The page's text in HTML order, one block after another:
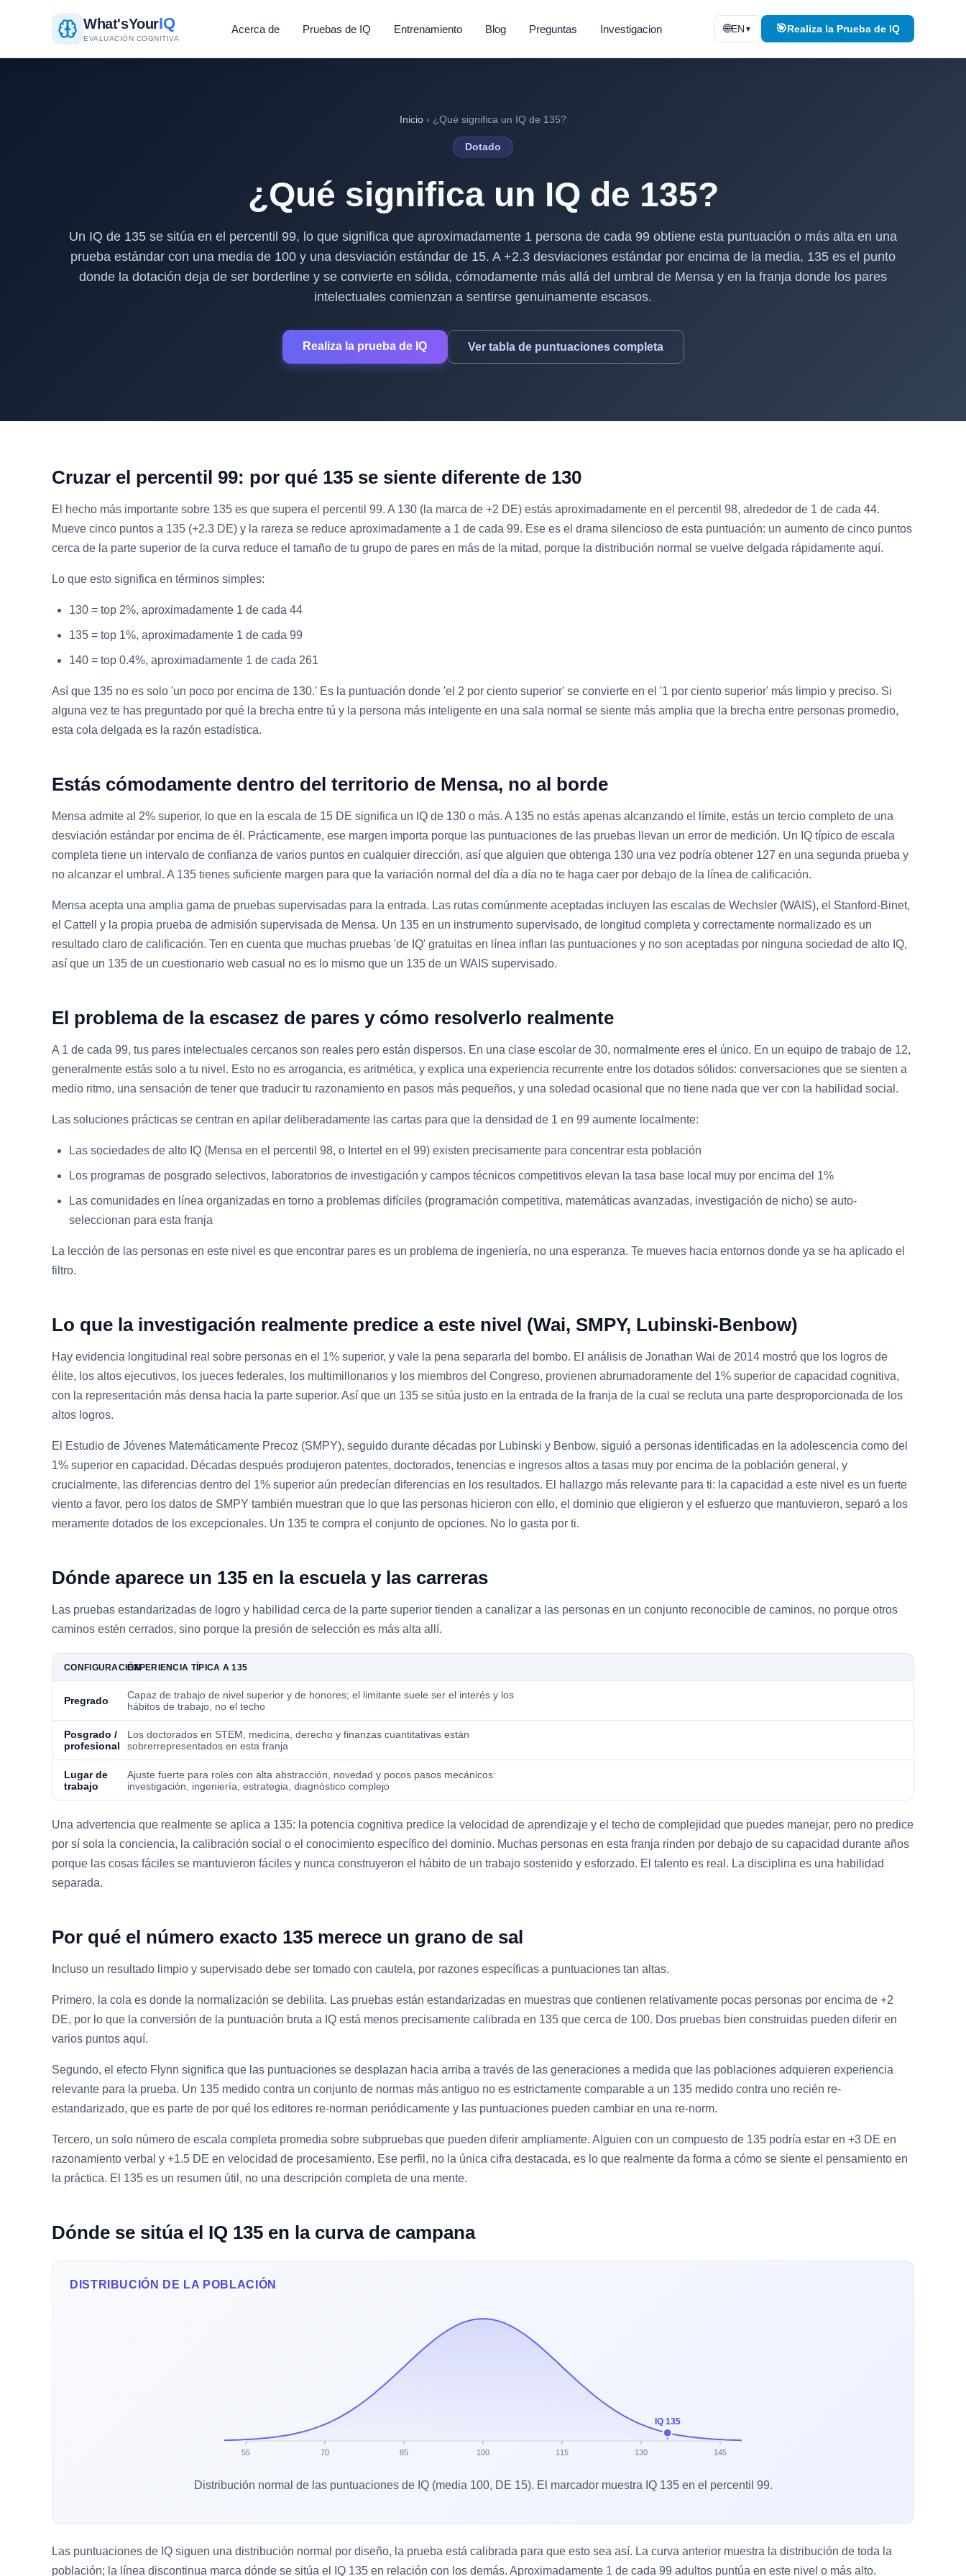
What'sYourIQ
EVALUACIÓN COGNITIVA
Acerca de Pruebas de IQ Entrenamiento Blog Preguntas Investigacion 🌐EN ▼ 🎯Realiza la Prueba de IQ
Inicio › ¿Qué significa un IQ de 135?
Dotado
¿Qué significa un IQ de 135?
Un IQ de 135 se sitúa en el percentil 99, lo que significa que aproximadamente 1 persona de cada 99 obtiene esta puntuación o más alta en una
prueba estándar con una media de 100 y una desviación estándar de 15. A +2.3 desviaciones estándar por encima de la media, 135 es el punto
donde la dotación deja de ser borderline y se convierte en sólida, cómodamente más allá del umbral de Mensa y en la franja donde los pares
intelectuales comienzan a sentirse genuinamente escasos.
Realiza la prueba de IQ Ver tabla de puntuaciones completa
Cruzar el percentil 99: por qué 135 se siente diferente de 130
El hecho más importante sobre 135 es que supera el percentil 99. A 130 (la marca de +2 DE) estás aproximadamente en el percentil 98, alrededor de 1 de cada 44.
Mueve cinco puntos a 135 (+2.3 DE) y la rareza se reduce aproximadamente a 1 de cada 99. Ese es el drama silencioso de esta puntuación: un aumento de cinco puntos
cerca de la parte superior de la curva reduce el tamaño de tu grupo de pares en más de la mitad, porque la distribución normal se vuelve delgada rápidamente aquí.
Lo que esto significa en términos simples:
130 = top 2%, aproximadamente 1 de cada 44
135 = top 1%, aproximadamente 1 de cada 99
140 = top 0.4%, aproximadamente 1 de cada 261
Así que 135 no es solo 'un poco por encima de 130.' Es la puntuación donde 'el 2 por ciento superior' se convierte en el '1 por ciento superior' más limpio y preciso. Si
alguna vez te has preguntado por qué la brecha entre tú y la persona más inteligente en una sala normal se siente más amplia que la brecha entre personas promedio,
esta cola delgada es la razón estadística.
Estás cómodamente dentro del territorio de Mensa, no al borde
Mensa admite al 2% superior, lo que en la escala de 15 DE significa un IQ de 130 o más. A 135 no estás apenas alcanzando el límite, estás un tercio completo de una
desviación estándar por encima de él. Prácticamente, ese margen importa porque las puntuaciones de las pruebas llevan un error de medición. Un IQ típico de escala
completa tiene un intervalo de confianza de varios puntos en cualquier dirección, así que alguien que obtenga 130 una vez podría obtener 127 en una segunda prueba y
no alcanzar el umbral. A 135 tienes suficiente margen para que la variación normal del día a día no te haga caer por debajo de la línea de calificación.
Mensa acepta una amplia gama de pruebas supervisadas para la entrada. Las rutas comúnmente aceptadas incluyen las escalas de Wechsler (WAIS), el Stanford-Binet,
el Cattell y la propia prueba de admisión supervisada de Mensa. Un 135 en un instrumento supervisado, de longitud completa y correctamente normalizado es un
resultado claro de calificación. Ten en cuenta que muchas pruebas 'de IQ' gratuitas en línea inflan las puntuaciones y no son aceptadas por ninguna sociedad de alto IQ,
así que un 135 de un cuestionario web casual no es lo mismo que un 135 de un WAIS supervisado.
El problema de la escasez de pares y cómo resolverlo realmente
A 1 de cada 99, tus pares intelectuales cercanos son reales pero están dispersos. En una clase escolar de 30, normalmente eres el único. En un equipo de trabajo de 12,
generalmente estás solo a tu nivel. Esto no es arrogancia, es aritmética, y explica una experiencia recurrente entre los dotados sólidos: conversaciones que se sienten a
medio ritmo, una sensación de tener que traducir tu razonamiento en pasos más pequeños, y una soledad ocasional que no tiene nada que ver con la habilidad social.
Las soluciones prácticas se centran en apilar deliberadamente las cartas para que la densidad de 1 en 99 aumente localmente:
Las sociedades de alto IQ (Mensa en el percentil 98, o Intertel en el 99) existen precisamente para concentrar esta población
Los programas de posgrado selectivos, laboratorios de investigación y campos técnicos competitivos elevan la tasa base local muy por encima del 1%
Las comunidades en línea organizadas en torno a problemas difíciles (programación competitiva, matemáticas avanzadas, investigación de nicho) se auto-
seleccionan para esta franja
La lección de las personas en este nivel es que encontrar pares es un problema de ingeniería, no una esperanza. Te mueves hacia entornos donde ya se ha aplicado el
filtro.
Lo que la investigación realmente predice a este nivel (Wai, SMPY, Lubinski-Benbow)
Hay evidencia longitudinal real sobre personas en el 1% superior, y vale la pena separarla del bombo. El análisis de Jonathan Wai de 2014 mostró que los logros de
élite, los altos ejecutivos, los jueces federales, los multimillonarios y los miembros del Congreso, provienen abrumadoramente del 1% superior de capacidad cognitiva,
con la representación más densa hacia la parte superior. Así que un 135 se sitúa justo en la entrada de la franja de la cual se recluta una parte desproporcionada de los
altos logros.
El Estudio de Jóvenes Matemáticamente Precoz (SMPY), seguido durante décadas por Lubinski y Benbow, siguió a personas identificadas en la adolescencia como del
1% superior en capacidad. Décadas después produjeron patentes, doctorados, tenencias e ingresos altos a tasas muy por encima de la población general, y
crucialmente, las diferencias dentro del 1% superior aún predecían diferencias en los resultados. El hallazgo más relevante para ti: la capacidad a este nivel es un fuerte
viento a favor, pero los datos de SMPY también muestran que lo que las personas hicieron con ello, el dominio que eligieron y el esfuerzo que mantuvieron, separó a los
meramente dotados de los excepcionales. Un 135 te compra el conjunto de opciones. No lo gasta por ti.
Dónde aparece un 135 en la escuela y las carreras
Las pruebas estandarizadas de logro y habilidad cerca de la parte superior tienden a canalizar a las personas en un conjunto reconocible de caminos, no porque otros
caminos estén cerrados, sino porque la presión de selección es más alta allí.
CONFIGURACIÓNEXPERIENCIA TÍPICA A 135
Pregrado
Capaz de trabajo de nivel superior y de honores; el limitante suele ser el interés y los
hábitos de trabajo, no el techo
Posgrado /
profesional
Los doctorados en STEM, medicina, derecho y finanzas cuantitativas están
sobrerrepresentados en esta franja
Lugar de
trabajo
Ajuste fuerte para roles con alta abstracción, novedad y pocos pasos mecánicos:
investigación, ingeniería, estrategia, diagnóstico complejo
Una advertencia que realmente se aplica a 135: la potencia cognitiva predice la velocidad de aprendizaje y el techo de complejidad que puedes manejar, pero no predice
por sí sola la conciencia, la calibración social o el conocimiento específico del dominio. Muchas personas en esta franja rinden por debajo de su capacidad durante años
porque las cosas fáciles se mantuvieron fáciles y nunca construyeron el hábito de un trabajo sostenido y esforzado. El talento es real. La disciplina es una habilidad
separada.
Por qué el número exacto 135 merece un grano de sal
Incluso un resultado limpio y supervisado debe ser tomado con cautela, por razones específicas a puntuaciones tan altas.
Primero, la cola es donde la normalización se debilita. Las pruebas están estandarizadas en muestras que contienen relativamente pocas personas por encima de +2
DE, por lo que la conversión de la puntuación bruta a IQ está menos precisamente calibrada en 135 que cerca de 100. Dos pruebas bien construidas pueden diferir en
varios puntos aquí.
Segundo, el efecto Flynn significa que las puntuaciones se desplazan hacia arriba a través de las generaciones a medida que las poblaciones adquieren experiencia
relevante para la prueba. Un 135 medido contra un conjunto de normas más antiguo no es estrictamente comparable a un 135 medido contra uno recién re-
estandarizado, que es parte de por qué los editores re-norman periódicamente y las puntuaciones pueden cambiar en una re-norm.
Tercero, un solo número de escala completa promedia sobre subpruebas que pueden diferir ampliamente. Alguien con un compuesto de 135 podría estar en +3 DE en
razonamiento verbal y +1.5 DE en velocidad de procesamiento. Ese perfil, no la única cifra destacada, es lo que realmente da forma a cómo se siente el pensamiento en
la práctica. El 135 es un resumen útil, no una descripción completa de una mente.
Dónde se sitúa el IQ 135 en la curva de campana
DISTRIBUCIÓN DE LA POBLACIÓN
55 70 85 100 115 130 145
IQ 135
Distribución normal de las puntuaciones de IQ (media 100, DE 15). El marcador muestra IQ 135 en el percentil 99.
Las puntuaciones de IQ siguen una distribución normal por diseño, la prueba está calibrada para que esto sea así. La curva anterior muestra la distribución de toda la
población; la línea discontinua marca dónde se sitúa el IQ 135 en relación con los demás. Aproximadamente 1 de cada 99 adultos puntúa en este nivel o más alto.